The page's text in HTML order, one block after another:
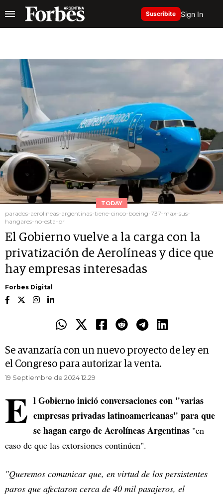
Suscribite Sign In
TODAY
parados-aerolineas-argentinas-tiene-cinco-boeing-737-max-sus-
hangares-no-esta-pr
El Gobierno vuelve a la carga con la
privatización de Aerolíneas y dice que
hay empresas interesadas
Forbes Digital
Se avanzaría con un nuevo proyecto de ley en
el Congreso para autorizar la venta.
19 Septiembre de 2024 12.29
E l Gobierno inició conversaciones con "varias
empresas privadas latinoamericanas" para que
se hagan cargo de Aerolíneas Argentinas "en
caso de que las extorsiones continúen".
"Queremos comunicar que, en virtud de los persistentes
paros que afectaron cerca de 40 mil pasajeros, el